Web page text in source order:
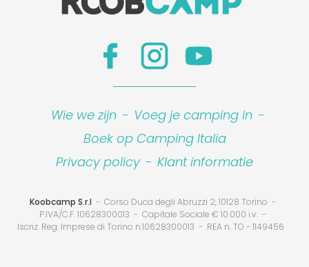
Wie we zijn - Voeg je camping in -
Boek op Camping Italia
Privacy policy - Klant informatie
Koobcamp S.r.l
Corso Duca degli Abruzzi 2, 10128 Torino
P.IVA/C.F. 10628300013
Capitale Sociale € 10.000 i.v.
Iscriz. Reg. Imprese di Torino n.10628300013
REA n. TO - 1149456